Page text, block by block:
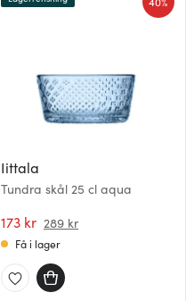
Iittala
Tundra skål 25 cl aqua
173 kr 289 kr
Få i lager